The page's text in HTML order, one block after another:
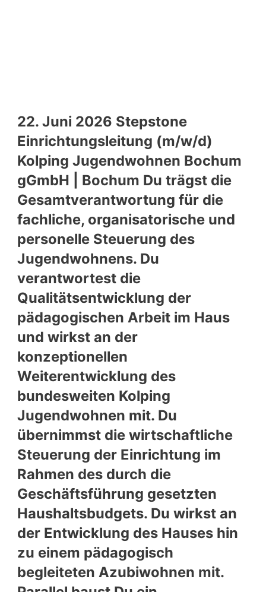
22. Juni 2026 Stepstone
Einrichtungsleitung (m/w/d)
Kolping Jugendwohnen Bochum
gGmbH | Bochum Du trägst die
Gesamtverantwortung für die
fachliche, organisatorische und
personelle Steuerung des
Jugendwohnens. Du
verantwortest die
Qualitätsentwicklung der
pädagogischen Arbeit im Haus
und wirkst an der
konzeptionellen
Weiterentwicklung des
bundesweiten Kolping
Jugendwohnen mit. Du
übernimmst die wirtschaftliche
Steuerung der Einrichtung im
Rahmen des durch die
Geschäftsführung gesetzten
Haushaltsbudgets. Du wirkst an
der Entwicklung des Hauses hin
zu einem pädagogisch
begleiteten Azubiwohnen mit.